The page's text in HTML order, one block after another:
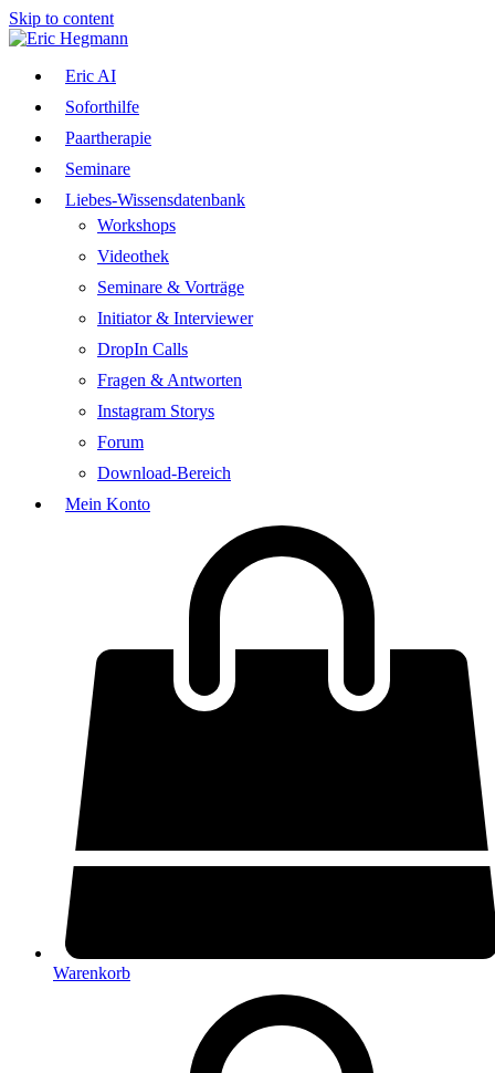
Skip to content
Eric AI
Soforthilfe
Paartherapie
Seminare
Liebes-Wissensdatenbank
Workshops
Videothek
Seminare & Vorträge
Initiator & Interviewer
DropIn Calls
Fragen & Antworten
Instagram Storys
Forum
Download-Bereich
Mein Konto
Warenkorb